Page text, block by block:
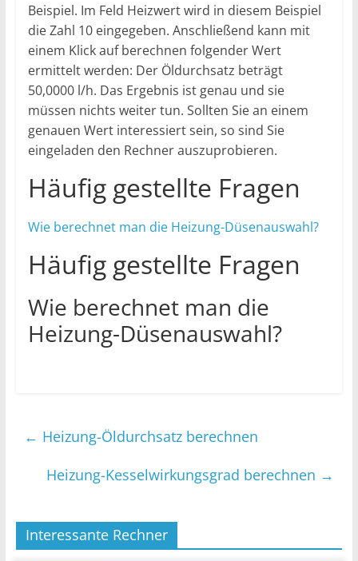
Beispiel. Im Feld Heizwert wird in diesem Beispiel
die Zahl 10 eingegeben. Anschließend kann mit
einem Klick auf berechnen folgender Wert
ermittelt werden: Der Öldurchsatz beträgt
50,0000 l/h. Das Ergebnis ist genau und sie
müssen nichts weiter tun. Sollten Sie an einem
genauen Wert interessiert sein, so sind Sie
eingeladen den Rechner auszuprobieren.
Häufig gestellte Fragen
Wie berechnet man die Heizung-Düsenauswahl?
Häufig gestellte Fragen
Wie berechnet man die
Heizung-Düsenauswahl?
← Heizung-Öldurchsatz berechnen
Heizung-Kesselwirkungsgrad berechnen →
Interessante Rechner